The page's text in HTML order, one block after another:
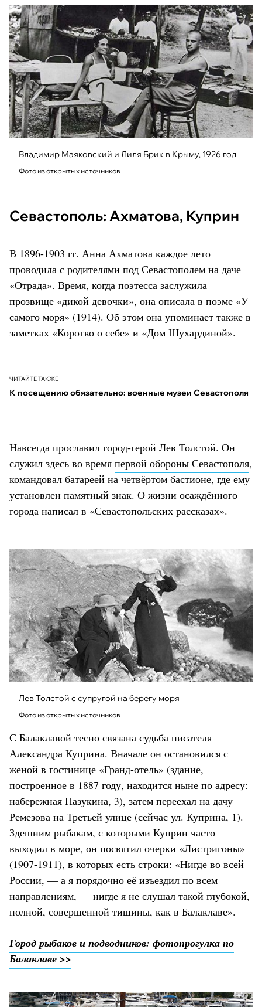
Владимир Маяковский и Лиля Брик в Крыму, 1926 год
Фото из открытых источников
Севастополь: Ахматова, Куприн
В 1896-1903 гг. Анна Ахматова каждое лето
проводила с родителями под Севастополем на даче
«Отрада». Время, когда поэтесса заслужила
прозвище «дикой девочки», она описала в поэме «У
самого моря» (1914). Об этом она упоминает также в
заметках «Коротко о себе» и «Дом Шухардиной».
ЧИТАЙТЕ ТАКЖЕ
К посещению обязательно: военные музеи Севастополя
Навсегда прославил город-герой Лев Толстой. Он
служил здесь во время первой обороны Севастополя,
командовал батареей на четвёртом бастионе, где ему
установлен памятный знак. О жизни осаждённого
города написал в «Севастопольских рассказах».
Лев Толстой с супругой на берегу моря
Фото из открытых источников
С Балаклавой тесно связана судьба писателя
Александра Куприна. Вначале он остановился с
женой в гостинице «Гранд-отель» (здание,
построенное в 1887 году, находится ныне по адресу:
набережная Назукина, 3), затем переехал на дачу
Ремезова на Третьей улице (сейчас ул. Куприна, 1).
Здешним рыбакам, с которыми Куприн часто
выходил в море, он посвятил очерки «Листригоны»
(1907-1911), в которых есть строки: «Нигде во всей
России, — а я порядочно её изъездил по всем
направлениям, — нигде я не слушал такой глубокой,
полной, совершенной тишины, как в Балаклаве».
Город рыбаков и подводников: фотопрогулка по
Балаклаве >>